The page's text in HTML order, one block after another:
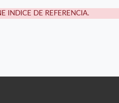
INDICE DE REFERENCIA.